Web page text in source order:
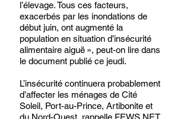
l’élevage. Tous ces facteurs,
exacerbés par les inondations de
début juin, ont augmenté la
population en situation d’insécurité
alimentaire aiguë », peut-on lire dans
le document publié ce jeudi.
L’insécurité continuera probablement
d’affecter les ménages de Cité
Soleil, Port-au-Prince, Artibonite et
du Nord-Ouest, rappelle FEWS NET,